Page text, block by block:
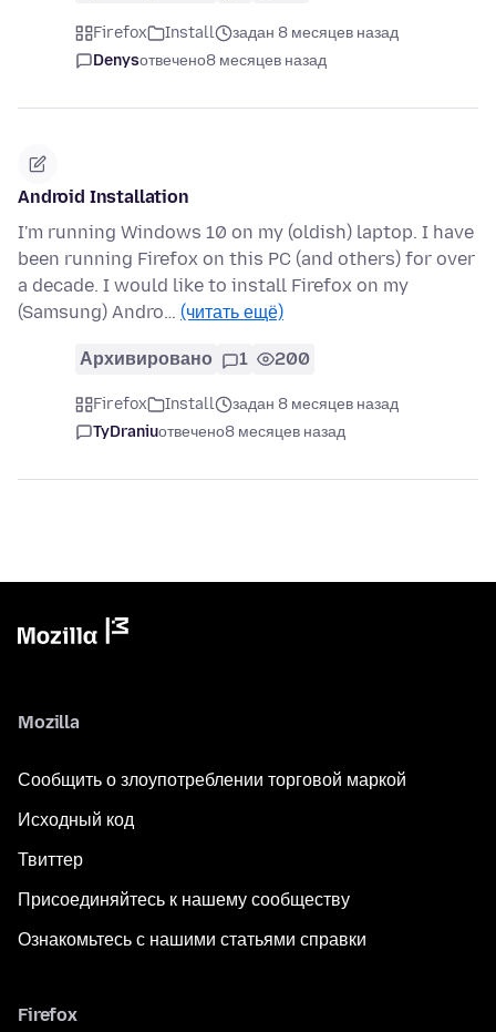
Firefox Install
задан 8 месяцев назад
Denysотвечено8 месяцев назад
Android Installation
I'm running Windows 10 on my (oldish) laptop. I have
been running Firefox on this PC (and others) for over
a decade. I would like to install Firefox on my
(Samsung) Andro… (читать ещё)
Архивировано 1 200
Firefox Install
задан 8 месяцев назад
TyDraniuотвечено8 месяцев назад
Mozilla
Сообщить о злоупотреблении торговой маркой
Исходный код
Твиттер
Присоединяйтесь к нашему сообществу
Ознакомьтесь с нашими статьями справки
Firefox